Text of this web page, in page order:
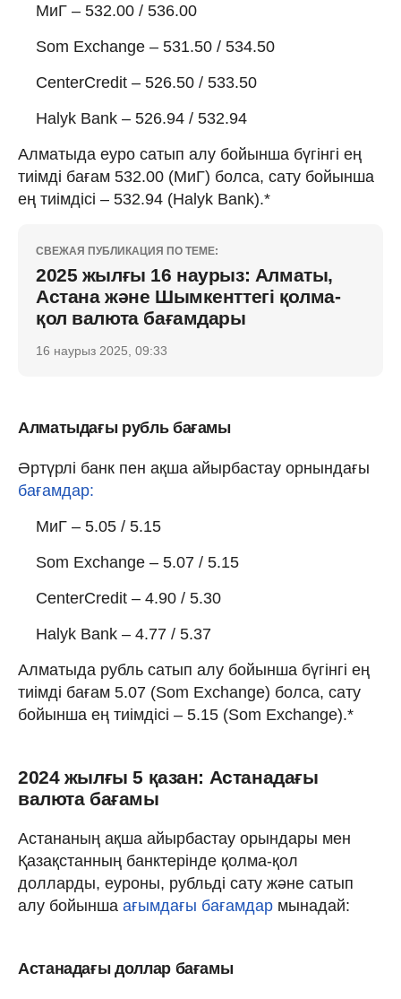
МиГ – 532.00 / 536.00
Som Exchange – 531.50 / 534.50
CenterCredit – 526.50 / 533.50
Halyk Bank – 526.94 / 532.94
Алматыда еуро сатып алу бойынша бүгінгі ең
тиімді бағам 532.00 (МиГ) болса, сату бойынша
ең тиімдісі – 532.94 (Halyk Bank).*
СВЕЖАЯ ПУБЛИКАЦИЯ ПО ТЕМЕ:
2025 жылғы 16 наурыз: Алматы,
Астана және Шымкенттегі қолма-
қол валюта бағамдары
16 наурыз 2025, 09:33
Алматыдағы рубль бағамы
Әртүрлі банк пен ақша айырбастау орнындағы
бағамдар:
МиГ – 5.05 / 5.15
Som Exchange – 5.07 / 5.15
CenterCredit – 4.90 / 5.30
Halyk Bank – 4.77 / 5.37
Алматыда рубль сатып алу бойынша бүгінгі ең
тиімді бағам 5.07 (Som Exchange) болса, сату
бойынша ең тиімдісі – 5.15 (Som Exchange).*
2024 жылғы 5 қазан: Астанадағы
валюта бағамы
Астананың ақша айырбастау орындары мен
Қазақстанның банктерінде қолма-қол
долларды, еуроны, рубльді сату және сатып
алу бойынша ағымдағы бағамдар мынадай:
Астанадағы доллар бағамы